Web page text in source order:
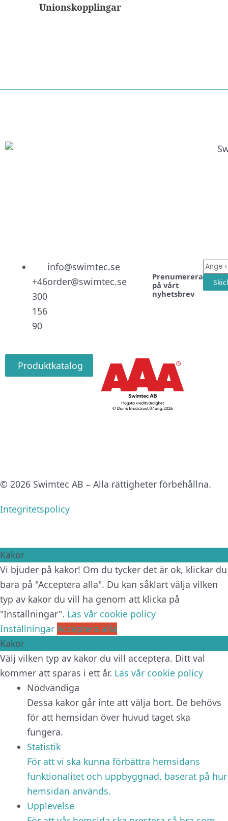
Unionskopplingar
+46
300
156
90
info@swimtec.se
order@swimtec.se
Prenumerera
på vårt
nyhetsbrev
E-
post
Produktkatalog
© 2026 Swimtec AB – Alla rättigheter förbehållna.
Integritetspolicy
Kakor
Vi bjuder på kakor! Om du tycker det är ok, klickar du
bara på "Acceptera alla". Du kan såklart välja vilken
typ av kakor du vill ha genom att klicka på
"Inställningar". Läs vår cookie policy
Inställningar Acceptera alla
Kakor
Välj vilken typ av kakor du vill acceptera. Ditt val
kommer att sparas i ett år. Läs vår cookie policy
Nödvändiga
Dessa kakor går inte att välja bort. De behövs
för att hemsidan över huvud taget ska
fungera.
Statistik
För att vi ska kunna förbättra hemsidans
funktionalitet och uppbyggnad, baserat på hur
hemsidan används.
Upplevelse